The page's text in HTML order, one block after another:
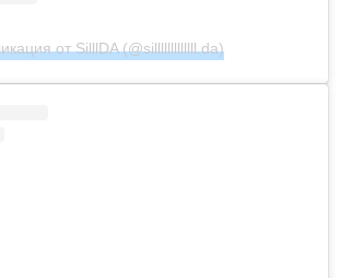
от SilllDA (@silllllllllllll.da)